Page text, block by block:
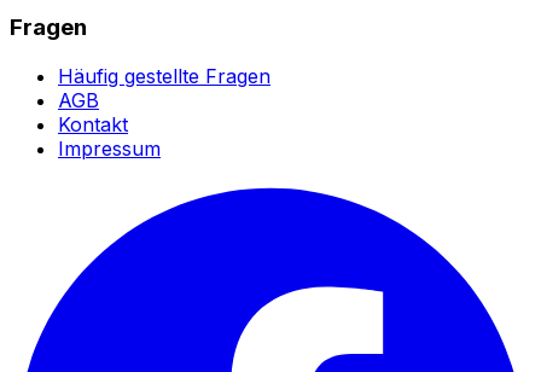
Fragen
Häufig gestellte Fragen
AGB
Kontakt
Impressum